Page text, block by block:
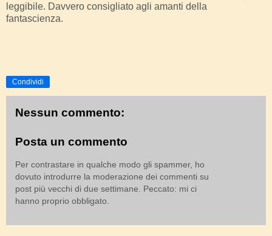
leggibile. Davvero consigliato agli amanti della
fantascienza.
Condividi
Nessun commento:
Posta un commento
Per contrastare in qualche modo gli spammer, ho
dovuto introdurre la moderazione dei commenti su
post più vecchi di due settimane. Peccato: mi ci
hanno proprio obbligato.